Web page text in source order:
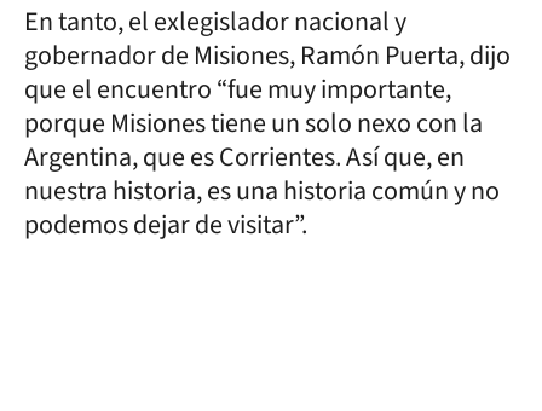
En tanto, el exlegislador nacional y
gobernador de Misiones, Ramón Puerta, dijo
que el encuentro “fue muy importante,
porque Misiones tiene un solo nexo con la
Argentina, que es Corrientes. Así que, en
nuestra historia, es una historia común y no
podemos dejar de visitar”.